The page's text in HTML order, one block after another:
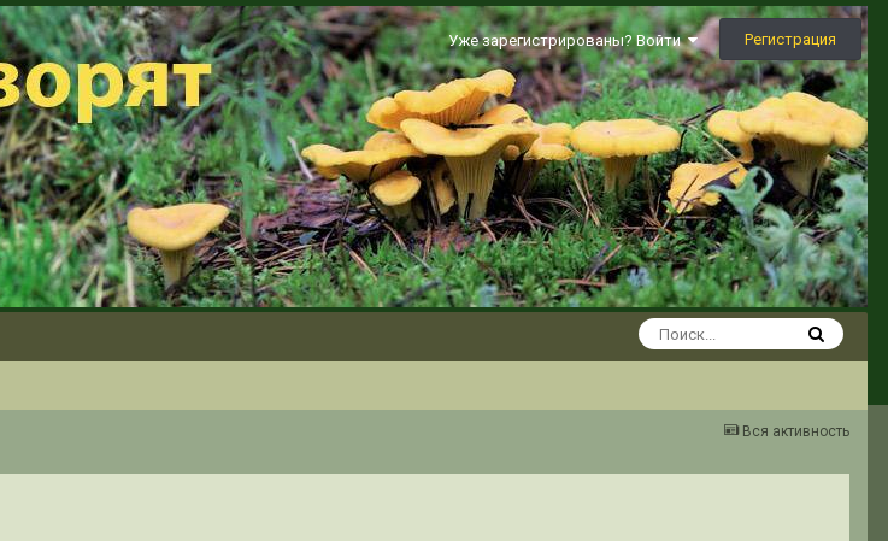
Уже зарегистрированы? Войти Регистрация
Вся активность